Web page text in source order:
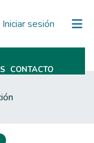
Iniciar sesión (current)
CONTACTO